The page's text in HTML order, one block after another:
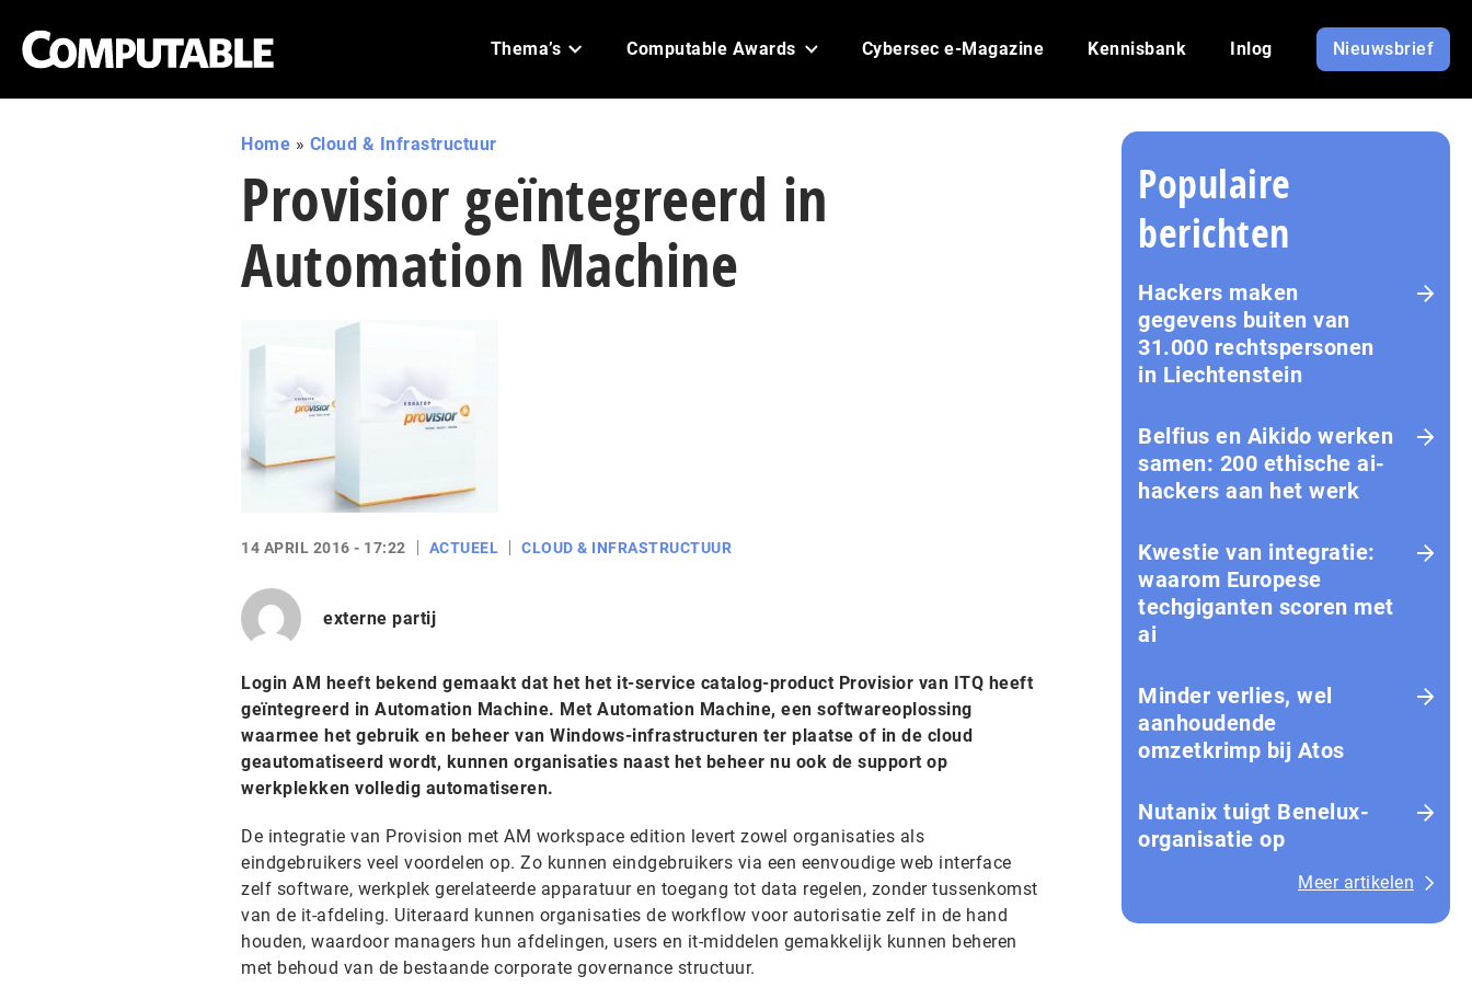
Thema’s Computable Awards Cybersec e-Magazine Kennisbank Inlog Nieuwsbrief
Home » Cloud & Infrastructuur
Provisior geïntegreerd in
Automation Machine
14 APRIL 2016 - 17:22 ACTUEEL CLOUD & INFRASTRUCTUUR
externe partij
Login AM heeft bekend gemaakt dat het het it-service catalog-product Provisior van ITQ heeft
geïntegreerd in Automation Machine. Met Automation Machine, een softwareoplossing
waarmee het gebruik en beheer van Windows-infrastructuren ter plaatse of in de cloud
geautomatiseerd wordt, kunnen organisaties naast het beheer nu ook de support op
werkplekken volledig automatiseren.
De integratie van Provision met AM workspace edition levert zowel organisaties als
eindgebruikers veel voordelen op. Zo kunnen eindgebruikers via een eenvoudige web interface
zelf software, werkplek gerelateerde apparatuur en toegang tot data regelen, zonder tussenkomst
van de it-afdeling. Uiteraard kunnen organisaties de workflow voor autorisatie zelf in de hand
houden, waardoor managers hun afdelingen, users en it-middelen gemakkelijk kunnen beheren
met behoud van de bestaande corporate governance structuur.
Populaire
berichten
Hackers maken
gegevens buiten van
31.000 rechtspersonen
in Liechtenstein
Belfius en Aikido werken
samen: 200 ethische ai-
hackers aan het werk
Kwestie van integratie:
waarom Europese
techgiganten scoren met
ai
Minder verlies, wel
aanhoudende
omzetkrimp bij Atos
Nutanix tuigt Benelux-
organisatie op
Meer artikelen